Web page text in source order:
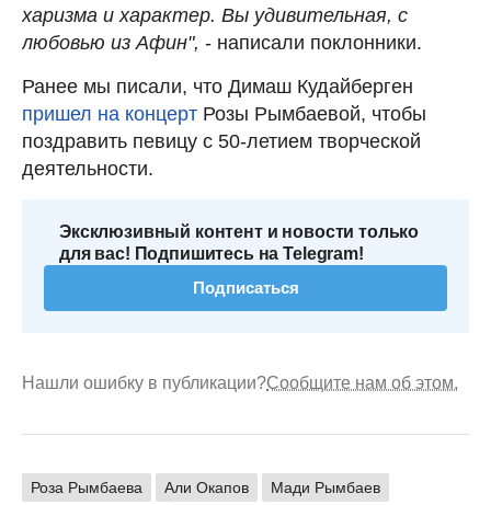
харизма и характер. Вы удивительная, с
любовью из Афин", - написали поклонники.
Ранее мы писали, что Димаш Кудайберген
пришел на концерт Розы Рымбаевой, чтобы
поздравить певицу с 50-летием творческой
деятельности.
Эксклюзивный контент и новости только
для вас! Подпишитесь на Telegram!
Подписаться
Нашли ошибку в публикации?Сообщите нам об этом.
Роза Рымбаева Али Окапов
Мади Рымбаев